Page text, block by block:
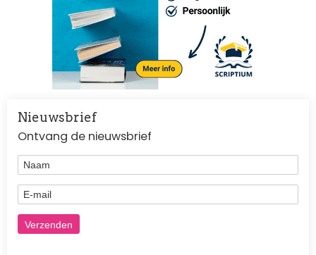
Nieuwsbrief
Ontvang de nieuwsbrief
Naam
E-mail